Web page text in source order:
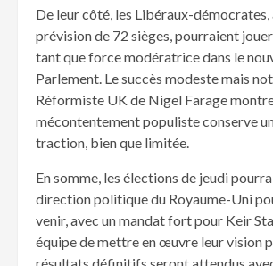
De leur côté, les Libéraux-démocrates,
prévision de 72 sièges, pourraient
tant que force modératrice dans le
Parlement. Le succès modeste mais
Réformiste UK de Nigel Farage
mécontentement populiste conserve
traction, bien que limitée.
En somme, les élections de jeudi
direction politique du Royaume-Uni
venir, avec un mandat fort pour Keir
équipe de mettre en œuvre leur vision
résultats définitifs seront attendus